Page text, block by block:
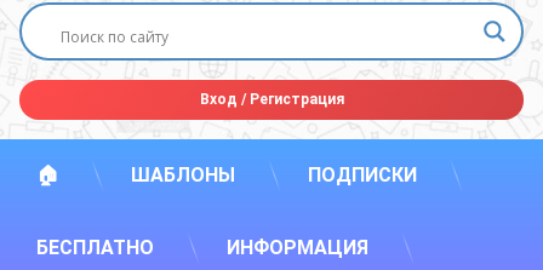
Вход /Регистрация
🏠 ШАБЛОНЫ ПОДПИСКИ
БЕСПЛАТНО ИНФОРМАЦИЯ